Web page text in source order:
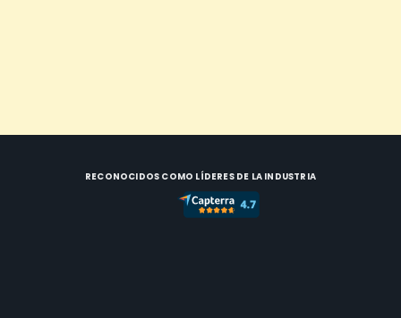
RECONOCIDOS COMO LÍDERES DE LA INDUSTRIA